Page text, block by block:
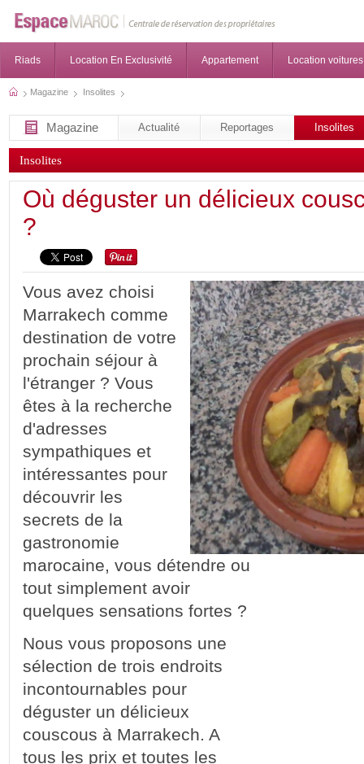
Riads Location En Exclusivité Appartement Location voitures
Magazine Insolites
Magazine Actualité Reportages Insolites
Insolites
Où déguster un délicieux
?
Vous avez choisi
Marrakech comme
destination de votre
prochain séjour à
l'étranger ? Vous
êtes à la recherche
d'adresses
sympathiques et
intéressantes pour
découvrir les
secrets de la
gastronomie
marocaine, vous détendre ou
tout simplement avoir
quelques sensations fortes ?
Nous vous proposons une
sélection de trois endroits
incontournables pour
déguster un délicieux
couscous à Marrakech. A
tous les prix et toutes les